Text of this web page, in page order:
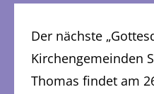
Der nächste
Kirchengemeinden
Thomas findet am